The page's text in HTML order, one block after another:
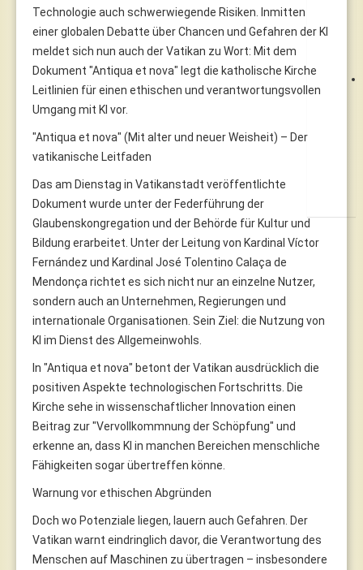
Technologie auch schwerwiegende Risiken. Inmitten
einer globalen Debatte über Chancen und Gefahren der KI
meldet sich nun auch der Vatikan zu Wort: Mit dem
Dokument "Antiqua et nova" legt die katholische Kirche
Leitlinien für einen ethischen und verantwortungsvollen
Umgang mit KI vor.
"Antiqua et nova" (Mit alter und neuer Weisheit) – Der
vatikanische Leitfaden
Das am Dienstag in Vatikanstadt veröffentlichte
Dokument wurde unter der Federführung der
Glaubenskongregation und der Behörde für Kultur und
Bildung erarbeitet. Unter der Leitung von Kardinal Víctor
Fernández und Kardinal José Tolentino Calaça de
Mendonça richtet es sich nicht nur an einzelne Nutzer,
sondern auch an Unternehmen, Regierungen und
internationale Organisationen. Sein Ziel: die Nutzung von
KI im Dienst des Allgemeinwohls.
In "Antiqua et nova" betont der Vatikan ausdrücklich die
positiven Aspekte technologischen Fortschritts. Die
Kirche sehe in wissenschaftlicher Innovation einen
Beitrag zur "Vervollkommnung der Schöpfung" und
erkenne an, dass KI in manchen Bereichen menschliche
Fähigkeiten sogar übertreffen könne.
Warnung vor ethischen Abgründen
Doch wo Potenziale liegen, lauern auch Gefahren. Der
Vatikan warnt eindringlich davor, die Verantwortung des
Menschen auf Maschinen zu übertragen – insbesondere